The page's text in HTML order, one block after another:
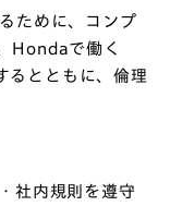
ために、コンプ
Hondaで働く
るとともに、倫理
社内規則を遵守